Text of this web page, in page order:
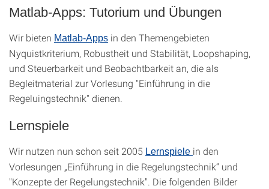
Matlab-Apps: Tutorium und Übungen
Wir bieten Matlab-Apps in den Themengebieten
Nyquistkriterium, Robustheit und Stabilität, Loopshaping,
und Steuerbarkeit und Beobachtbarkeit an, die als
Begleitmaterial zur Vorlesung "Einführung in die
Regeluingstechnik" dienen.
Lernspiele
Wir nutzen nun schon seit 2005 Lernspiele in den
Vorlesungen „Einführung in die Regelungstechnik“ und
"Konzepte der Regelungstechnik". Die folgenden Bilder